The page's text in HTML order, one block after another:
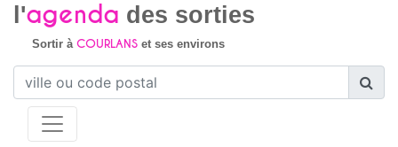
l'agenda des sorties
Sortir à COURLANSet ses environs